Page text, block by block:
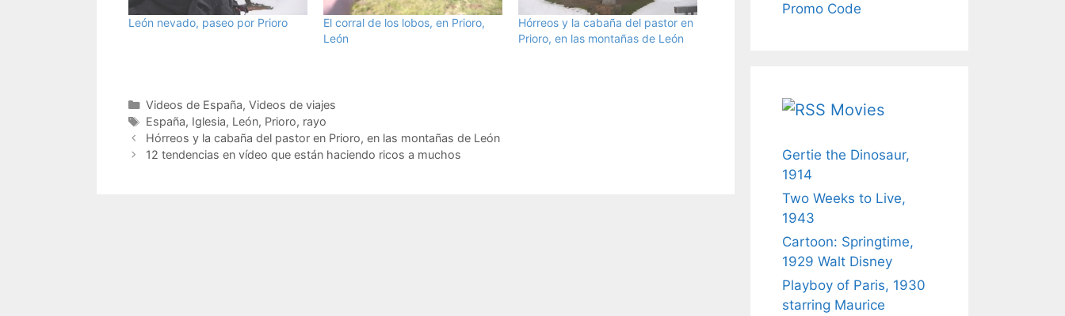
León nevado, paseo por Prioro
El corral de los lobos, en Prioro,
León
Hórreos y la cabaña del pastor en
Prioro, en las montañas de León
Categorías
Videos de España, Videos de viajes
Etiquetas
España, Iglesia, León, Prioro, rayo
Hórreos y la cabaña del pastor en Prioro, en las montañas de León
12 tendencias en vídeo que están haciendo ricos a muchos
Promo Code
Movies
Gertie the Dinosaur,
1914
Two Weeks to Live,
1943
Cartoon: Springtime,
1929 Walt Disney
Playboy of Paris, 1930
starring Maurice